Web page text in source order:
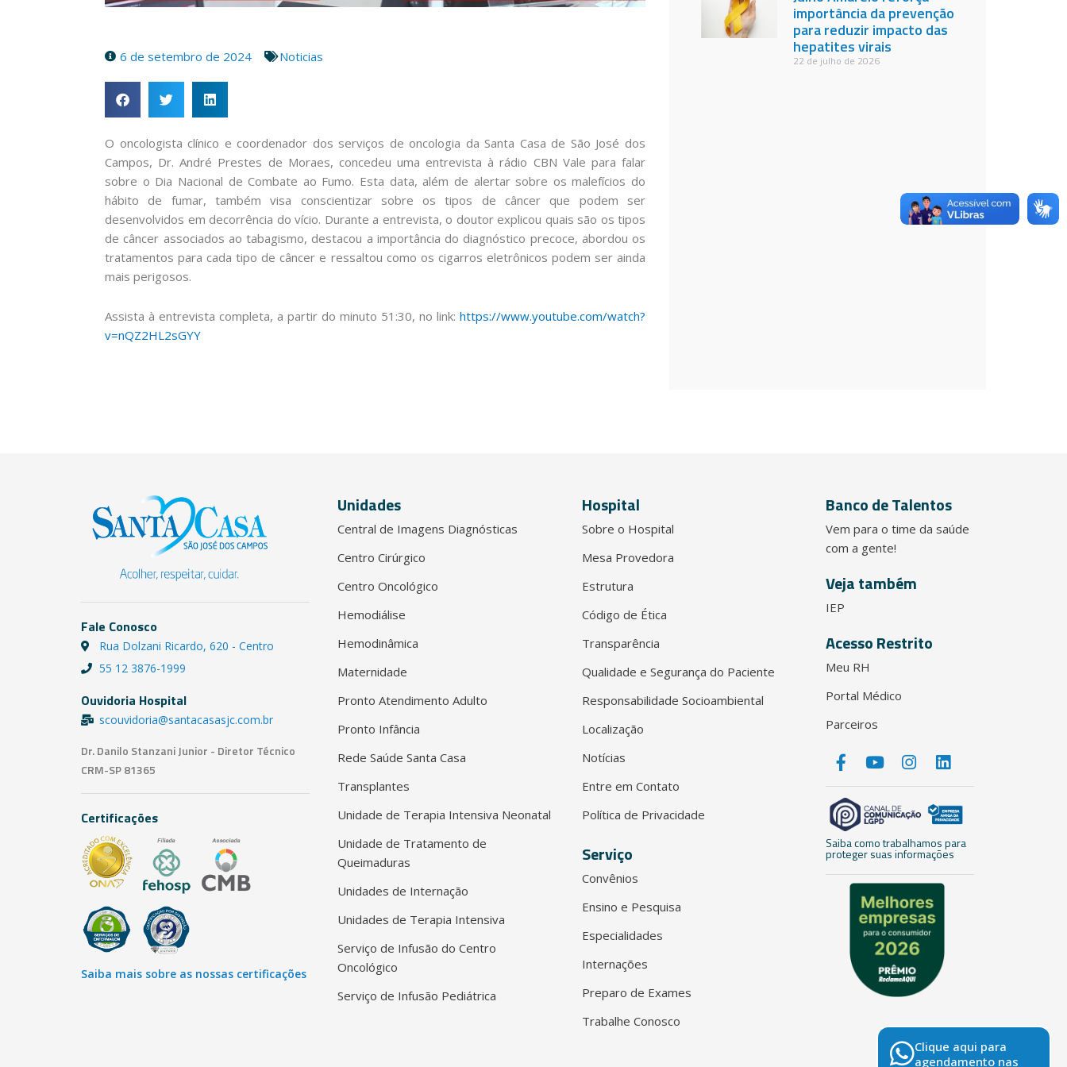
6 de setembro de 2024 Noticias
O oncologista clínico e coordenador dos serviços de oncologia da Santa Casa de São José dos
Campos, Dr. André Prestes de Moraes, concedeu uma entrevista à rádio CBN Vale para falar
sobre o Dia Nacional de Combate ao Fumo. Esta data, além de alertar sobre os malefícios do
hábito de fumar, também visa conscientizar sobre os tipos de câncer que podem ser
desenvolvidos em decorrência do vício. Durante a entrevista, o doutor explicou quais são os tipos
de câncer associados ao tabagismo, destacou a importância do diagnóstico precoce, abordou os
tratamentos para cada tipo de câncer e ressaltou como os cigarros eletrônicos podem ser ainda
mais perigosos.
Assista à entrevista completa, a partir do minuto 51:30, no link: https://www.youtube.com/watch?
v=nQZ2HL2sGYY
importância da prevenção
para reduzir impacto das
hepatites virais
22 de julho de 2026
Fale Conosco
Rua Dolzani Ricardo, 620 - Centro
55 12 3876-1999
Ouvidoria Hospital
scouvidoria@santacasasjc.com.br
Dr. Danilo Stanzani Junior - Diretor Técnico
CRM-SP 81365
Certificações
Saiba mais sobre as nossas certificações
Unidades
Central de Imagens Diagnósticas
Centro Cirúrgico
Centro Oncológico
Hemodiálise
Hemodinâmica
Maternidade
Pronto Atendimento Adulto
Pronto Infância
Rede Saúde Santa Casa
Transplantes
Unidade de Terapia Intensiva Neonatal
Unidade de Tratamento de
Queimaduras
Unidades de Internação
Unidades de Terapia Intensiva
Serviço de Infusão do Centro
Oncológico
Serviço de Infusão Pediátrica
Hospital
Sobre o Hospital
Mesa Provedora
Estrutura
Código de Ética
Transparência
Qualidade e Segurança do Paciente
Responsabilidade Socioambiental
Localização
Notícias
Entre em Contato
Política de Privacidade
Serviço
Convênios
Ensino e Pesquisa
Especialidades
Internações
Preparo de Exames
Trabalhe Conosco
Banco de Talentos
Vem para o time da saúde
com a gente!
Veja também
IEP
Acesso Restrito
Meu RH
Portal Médico
Parceiros
Saiba como trabalhamos para
proteger suas informações
Clique aqui para
agendamento nas